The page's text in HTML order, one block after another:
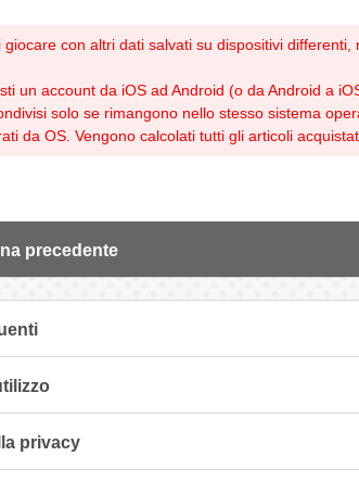
giocare con altri dati salvati su dispositivi
un account da iOS ad Android (o da Android a
solo se rimangono nello stesso sistema
da OS. Vengono calcolati tutti gli articoli
precedente
privacy